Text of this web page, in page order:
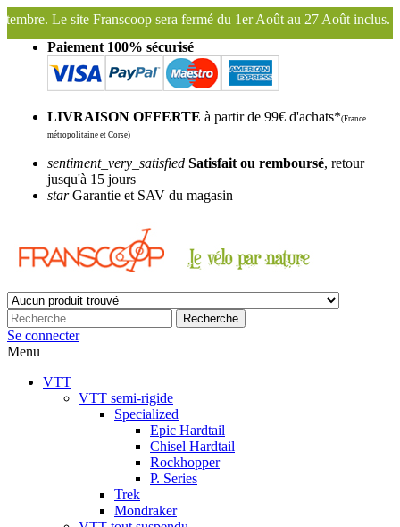
fermé du 1er Août au 27 Août inclus. Bonnes vacances !
Paiement 100% sécurisé
LIVRAISON OFFERTE à partir de 99€ d'achats*(France
métropolitaine et Corse)
sentiment_very_satisfied Satisfait ou remboursé, retour
jusqu'à 15 jours
starGarantie et SAV du magasin
Recherche
Se connecter
Menu
VTT
VTT semi-rigide
Specialized
Epic Hardtail
Chisel Hardtail
Rockhopper
P. Series
Trek
Mondraker